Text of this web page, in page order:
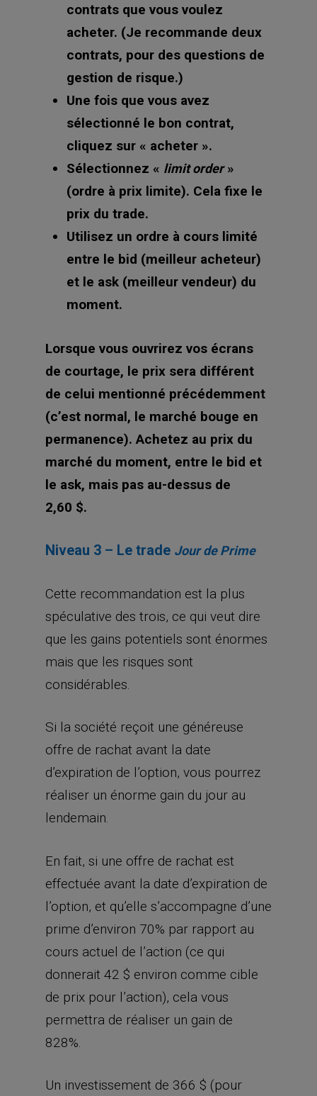
contrats que vous voulez
acheter. (Je recommande deux
contrats, pour des questions de
gestion de risque.)
Une fois que vous avez
sélectionné le bon contrat,
cliquez sur « acheter ».
Sélectionnez « limit order»
(ordre à prix limite). Cela fixe le
prix du trade.
Utilisez un ordre à cours limité
entre le bid (meilleur acheteur)
et le ask (meilleur vendeur) du
moment.
Lorsque vous ouvrirez vos écrans
de courtage, le prix sera différent
de celui mentionné précédemment
(c’est normal, le marché bouge en
permanence). Achetez au prix du
marché du moment, entre le bid et
le ask, mais pas au-dessus de
2,60 $.
Niveau 3 – Le trade Jour de Prime
Cette recommandation est la plus
spéculative des trois, ce qui veut dire
que les gains potentiels sont énormes
mais que les risques sont
considérables.
Si la société reçoit une généreuse
offre de rachat avant la date
d’expiration de l’option, vous pourrez
réaliser un énorme gain du jour au
lendemain.
En fait, si une offre de rachat est
effectuée avant la date d’expiration de
l’option, et qu’elle s’accompagne d’une
prime d’environ 70% par rapport au
cours actuel de l’action (ce qui
donnerait 42 $ environ comme cible
de prix pour l’action), cela vous
permettra de réaliser un gain de
828%.
Un investissement de 366 $ (pour